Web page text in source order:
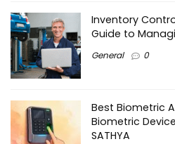
Inventory
Guide to
General 0
Best Biometric
Biometric
SATHYA